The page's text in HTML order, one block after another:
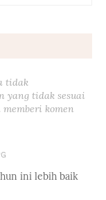
tidak
yang tidak sesuai
komen
ini lebih baik